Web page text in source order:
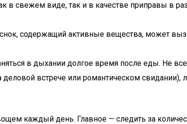
в свежем виде, так и в качестве приправы в
содержащий активные вещества, может
в дыхании долгое время после еды. Не
встрече или романтическом свидании),
каждый день. Главное — следить за